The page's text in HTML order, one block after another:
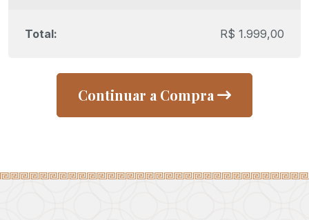
R$ 1.999,00
Continuar a Compra